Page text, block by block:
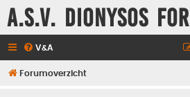
A.S.V. Dionysos
V&A
Forumoverzicht